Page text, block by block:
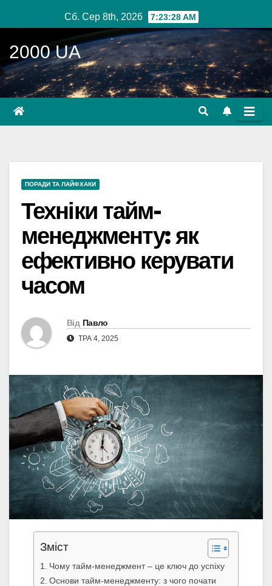
до
вмісту
Сб. Сер 8th, 2026 7:23:29 AM
2000 UA
ПОРАДИ ТА ЛАЙФХАКИ
Техніки тайм-
менеджменту: як
ефективно керувати
часом
Від Павло
ТРА 4, 2025
Зміст
Чому тайм-менеджмент – це ключ до успіху
Основи тайм-менеджменту: з чого почати